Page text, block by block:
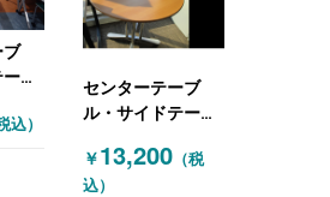
ブ
ブ
込）
センターテーブ
ル・サイドテーブ
ル）
￥13,200（税
込）